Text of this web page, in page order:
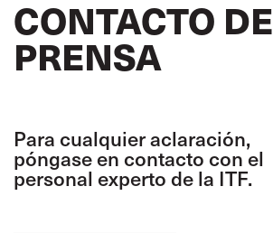
CONTACTO DE
PRENSA
Para cualquier aclaración,
póngase en contacto con el
personal experto de la ITF.